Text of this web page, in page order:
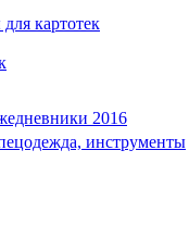
картотек
2016
инструменты